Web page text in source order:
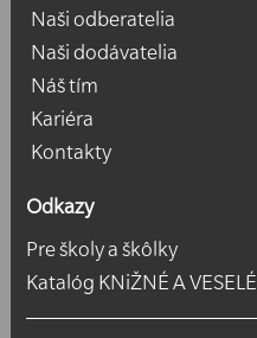
Naši odberatelia
Naši dodávatelia
Náš tím
Kariéra
Kontakty
Odkazy
Pre školy a škôlky
Katalóg KNiŽNÉ A VESELÉ